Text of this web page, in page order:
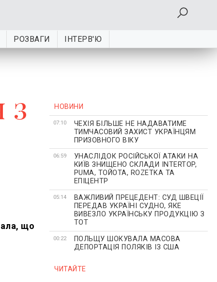
РОЗВАГИ ІНТЕРВ'Ю
з
що
НОВИНИ
07:10
ЧЕХІЯ БІЛЬШЕ НЕ НАДАВАТИМЕ
ТИМЧАСОВИЙ ЗАХИСТ УКРАЇНЦЯМ
ПРИЗОВНОГО ВІКУ
06:59
УНАСЛІДОК РОСІЙСЬКОЇ АТАКИ НА
КИЇВ ЗНИЩЕНО СКЛАДИ INTERTOP,
PUMA, ТОЙОТА, ROZETKA ТА
ЕПІЦЕНТР
05:14
ВАЖЛИВИЙ ПРЕЦЕДЕНТ: СУД ШВЕЦІЇ
ПЕРЕДАВ УКРАЇНІ СУДНО, ЯКЕ
ВИВЕЗЛО УКРАЇНСЬКУ ПРОДУКЦІЮ З
ТОТ
00:22
ПОЛЬЩУ ШОКУВАЛА МАСОВА
ДЕПОРТАЦІЯ ПОЛЯКІВ ІЗ США
ЧИТАЙТЕ